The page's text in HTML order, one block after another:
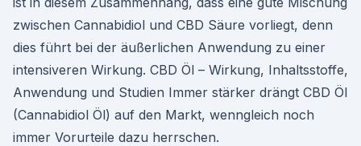
zwischen Cannabidiol und CBD Säure vorliegt, denn
dies führt bei der äußerlichen Anwendung zu einer
intensiveren Wirkung. CBD Öl – Wirkung, Inhaltsstoffe,
Anwendung und Studien Immer stärker drängt CBD Öl
(Cannabidiol Öl) auf den Markt, wenngleich noch
immer Vorurteile dazu herrschen.